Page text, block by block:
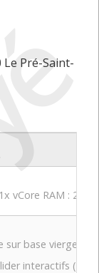
Le Pré-Saint-
vCore RAM : 2
base vierge
interactifs (plat)